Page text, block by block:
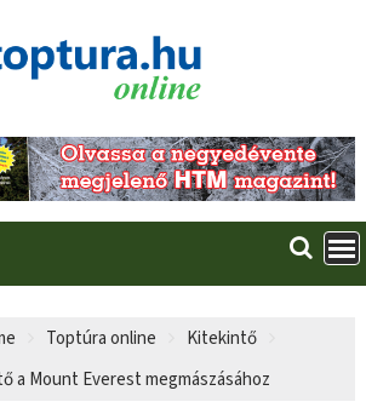
Toptúra online
Kitekintő
a Mount Everest megmászásához